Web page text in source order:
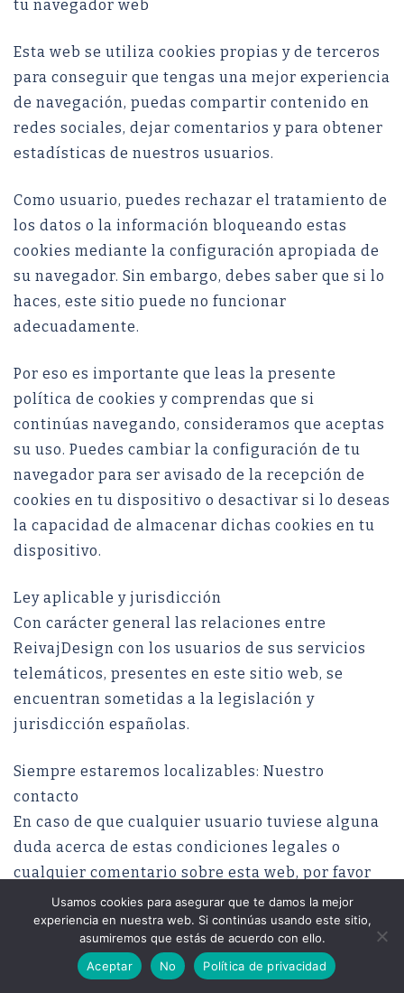
tu navegador web
Esta web se utiliza cookies propias y de terceros
para conseguir que tengas una mejor experiencia
de navegación, puedas compartir contenido en
redes sociales, dejar comentarios y para obtener
estadísticas de nuestros usuarios.
Como usuario, puedes rechazar el tratamiento de
los datos o la información bloqueando estas
cookies mediante la configuración apropiada de
su navegador. Sin embargo, debes saber que si lo
haces, este sitio puede no funcionar
adecuadamente.
Por eso es importante que leas la presente
política de cookies y comprendas que si
continúas navegando, consideramos que aceptas
su uso. Puedes cambiar la configuración de tu
navegador para ser avisado de la recepción de
cookies en tu dispositivo o desactivar si lo deseas
la capacidad de almacenar dichas cookies en tu
dispositivo.
Ley aplicable y jurisdicción
Con carácter general las relaciones entre
ReivajDesign con los usuarios de sus servicios
telemáticos, presentes en este sitio web, se
encuentran sometidas a la legislación y
jurisdicción españolas.
Siempre estaremos localizables: Nuestro
contacto
En caso de que cualquier usuario tuviese alguna
duda acerca de estas condiciones legales o
cualquier comentario sobre esta web, por favor
dirígete a javier@los4desiempre.com o utiliza el
formulario de contacto disponible en el sitio web.
Nuestra política de privacidad describe como
Usamos cookies para asegurar que te damos la mejor
experiencia en nuestra web. Si continúas usando este sitio,
asumiremos que estás de acuerdo con ello.
Aceptar
No Política de privacidad